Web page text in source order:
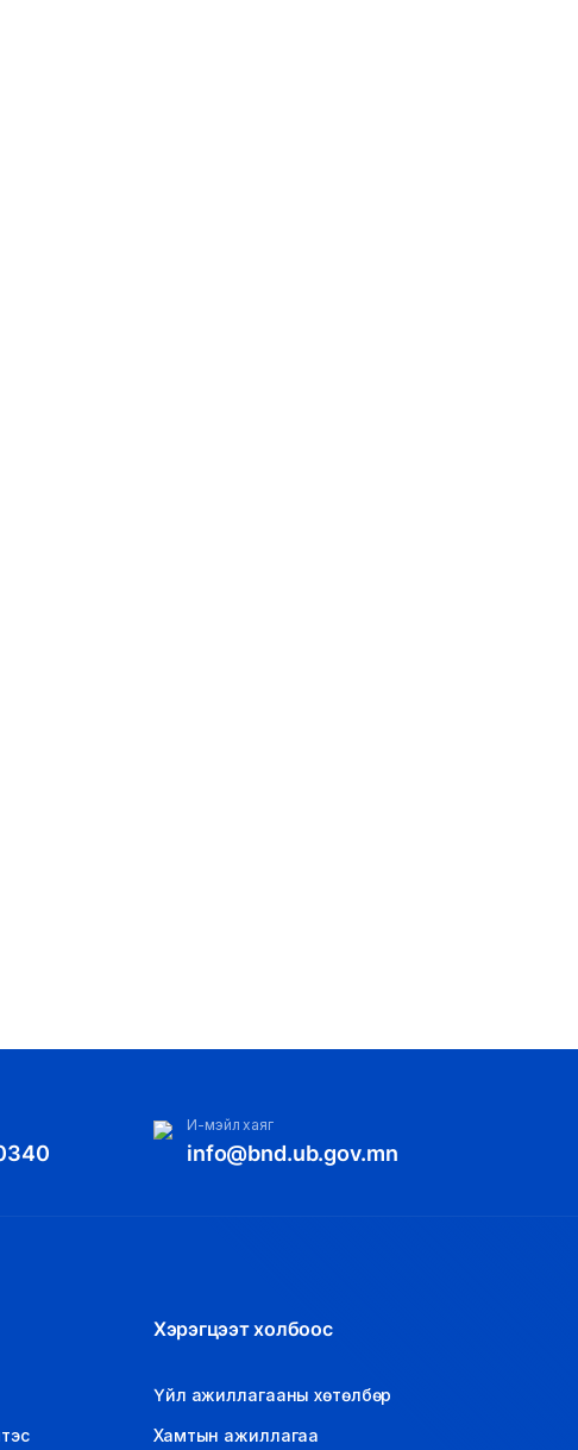
И-мэйл хаяг
info@bnd.ub.gov.mn
Хэрэгцээт холбоос
Үйл ажиллагааны хөтөлбөр
Хамтын ажиллагаа